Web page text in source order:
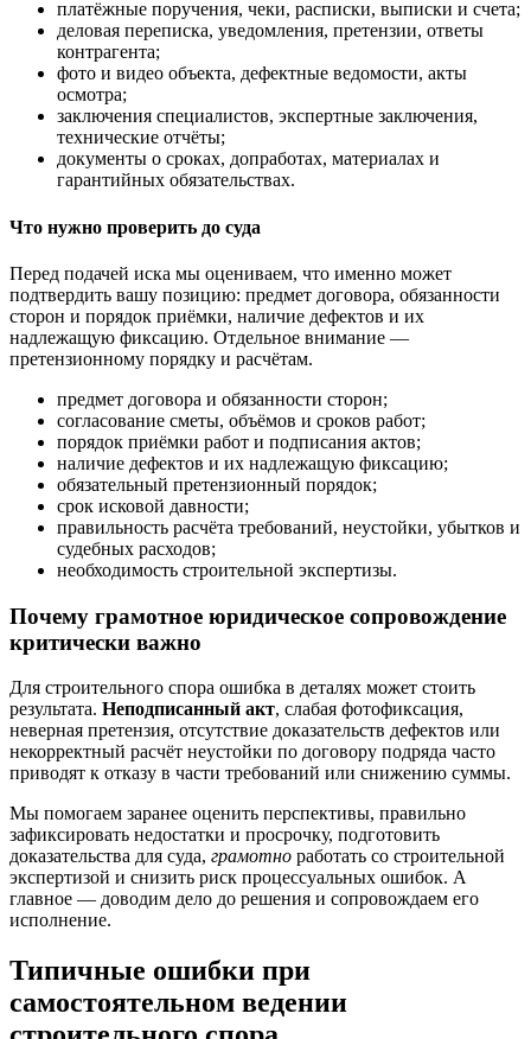
платёжные поручения, чеки, расписки, выписки и счета;
деловая переписка, уведомления, претензии, ответы
контрагента;
фото и видео объекта, дефектные ведомости, акты
осмотра;
заключения специалистов, экспертные заключения,
технические отчёты;
документы о сроках, допработах, материалах и
гарантийных обязательствах.
Что нужно проверить до суда
Перед подачей иска мы оцениваем, что именно может
подтвердить вашу позицию: предмет договора, обязанности
сторон и порядок приёмки, наличие дефектов и их
надлежащую фиксацию. Отдельное внимание —
претензионному порядку и расчётам.
предмет договора и обязанности сторон;
согласование сметы, объёмов и сроков работ;
порядок приёмки работ и подписания актов;
наличие дефектов и их надлежащую фиксацию;
обязательный претензионный порядок;
срок исковой давности;
правильность расчёта требований, неустойки, убытков и
судебных расходов;
необходимость строительной экспертизы.
Почему грамотное юридическое сопровождение
критически важно
Для строительного спора ошибка в деталях может стоить
результата. Неподписанный акт, слабая фотофиксация,
неверная претензия, отсутствие доказательств дефектов или
некорректный расчёт неустойки по договору подряда часто
приводят к отказу в части требований или снижению суммы.
Мы помогаем заранее оценить перспективы, правильно
зафиксировать недостатки и просрочку, подготовить
доказательства для суда, грамотно работать со строительной
экспертизой и снизить риск процессуальных ошибок. А
главное — доводим дело до решения и сопровождаем его
исполнение.
Типичные ошибки при
самостоятельном ведении